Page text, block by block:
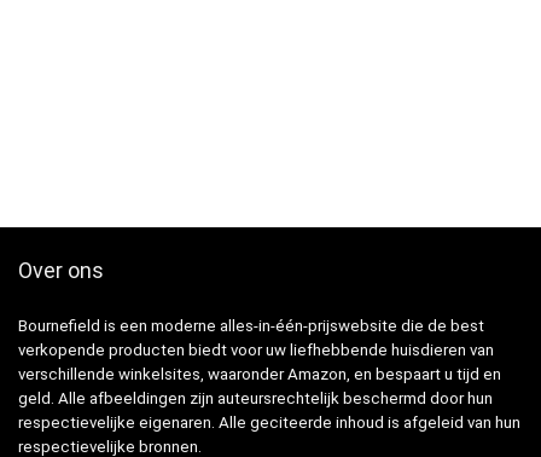
Over ons
Bournefield is een moderne alles-in-één-prijswebsite die de best
verkopende producten biedt voor uw liefhebbende huisdieren van
verschillende winkelsites, waaronder Amazon, en bespaart u tijd en
geld. Alle afbeeldingen zijn auteursrechtelijk beschermd door hun
respectievelijke eigenaren. Alle geciteerde inhoud is afgeleid van hun
respectievelijke bronnen.